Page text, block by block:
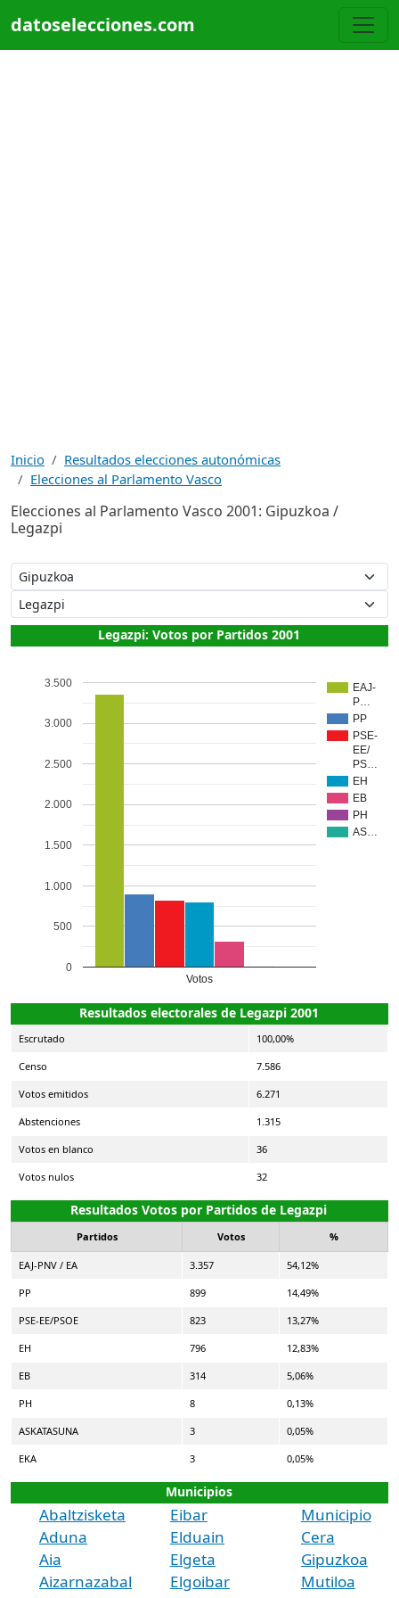
datoselecciones.com
Inicio
Resultados elecciones autonómicas
Elecciones al Parlamento Vasco
Elecciones al Parlamento Vasco 2001: Gipuzkoa /
Legazpi
Legazpi: Votos por Partidos 2001
EAJ-
P…
PP
PSE-
EE/
PS…
EH
EB
PH
AS…
Votos
0
500
1.000
1.500
2.000
2.500
3.000
3.500
Resultados electorales de Legazpi 2001
Escrutado 100,00%
Censo 7.586
Votos emitidos 6.271
Abstenciones 1.315
Votos en blanco 36
Votos nulos 32
Resultados Votos por Partidos de Legazpi
Partidos Votos %
EAJ-PNV / EA 3.357 54,12%
PP 899 14,49%
PSE-EE/PSOE 823 13,27%
EH 796 12,83%
EB 314 5,06%
PH 8 0,13%
ASKATASUNA 3 0,05%
EKA 3 0,05%
Municipios
Abaltzisketa
Aduna
Aia
Aizarnazabal
Eibar
Elduain
Elgeta
Elgoibar
Municipio
Cera
Gipuzkoa
Mutiloa